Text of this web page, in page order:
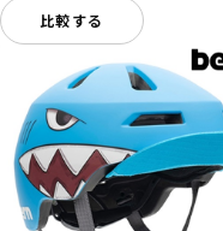
比較する